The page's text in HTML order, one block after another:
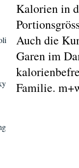
Kalorien in
Auch die
Garen im
Familie.